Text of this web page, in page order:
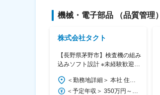
機械・電子部品 （品質管理）
株式会社タクト
【長野県茅野市】検査機の組み
込みソフト設計 ※未経験歓迎
大手取引先多数
＜勤務地詳細＞ 本社 住所：長野県茅野市ちの丁田2762-8 勤務地最寄駅：JR中央本線／茅野駅 受動喫煙対策：屋内全面禁煙
＜予定年収＞ 350万円～400万円 ＜賃金形態＞ 月給制 ＜賃金内訳＞ 月額（基本給）：250,000円～350,000円 ＜月給＞ 250,000円～350,000円 ＜昇給有無＞ 有 ＜残業手当＞ 有 ＜給与補足＞ ※年収は目安となり、面接を通してご経験・能力に応じて当社規定により優遇いたします。 ■昇給：年1回（4月） ■賞与：年2回（7、12月） ■モデル年収： リーダー 400万～500万 係長 500万～600万 課長 600万～ 賃金はあくまでも目安の金額であり、選考を通じて上下する可能性があります。 月給(月額)は固定手当を含めた表記です。